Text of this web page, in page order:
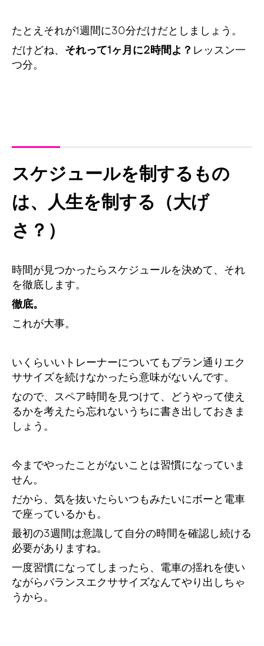
たとえそれが1週間に30分だけだとしましょう。
だけどね、 それって1ヶ月に2時間よ？ レッスン一
つ分。
スケジュールを制するもの
は、人生を制する（大げ
さ？）
時間が見つかったらスケジュールを決めて、それ
を徹底します。
徹底。
これが大事。
いくらいいトレーナーについてもプラン通りエク
ササイズを続けなかったら意味がないんです。
なので、スペア時間を見つけて、どうやって使え
るかを考えたら忘れないうちに書き出しておきま
しょう。
今までやったことがないことは習慣になっていま
せん。
だから、気を抜いたらいつもみたいにボーと電車
で座っているかも。
最初の3週間は意識して自分の時間を確認し続ける
必要がありますね。
一度習慣になってしまったら、電車の揺れを使い
ながらバランスエクササイズなんてやり出しちゃ
うから。